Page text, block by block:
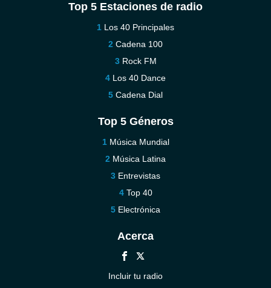
Top 5 Estaciones de radio
Los 40 Principales
Cadena 100
Rock FM
Los 40 Dance
Cadena Dial
Top 5 Géneros
Música Mundial
Música Latina
Entrevistas
Top 40
Electrónica
Acerca
Incluir tu radio